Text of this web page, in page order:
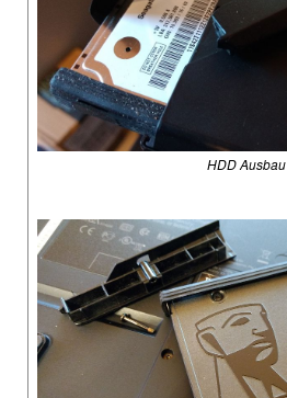
HDD Ausbau